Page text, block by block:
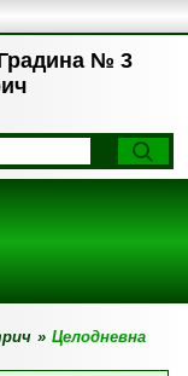
№ 3
» Целодневна